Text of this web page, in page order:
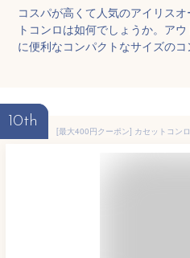
コスパが高くて人気のアイリス
トコンロは如何でしょうか。ア
に便利なコンパクトなサイズのコ
10th